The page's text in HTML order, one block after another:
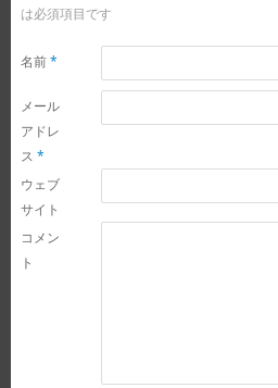
は必須項目です
名前*
メール
アドレ
ス *
ウェブ
サイト
コメン
ト